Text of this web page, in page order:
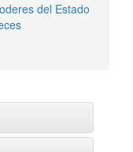
del Estado